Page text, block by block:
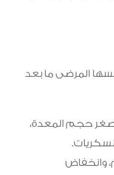
المرضى ما بعد
صغر حجم المعدة،
وانخفاض